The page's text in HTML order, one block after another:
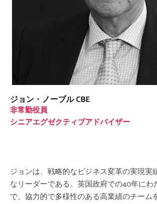
ジョン・ノーブル CBE
非常勤役員
シニアエグゼクティブアドバイザー
ジョンは、戦略的なビジネス変革の実現実
なリーダーである。英国政府での40年にわ
で、協力的で多様性のある高業績のチーム